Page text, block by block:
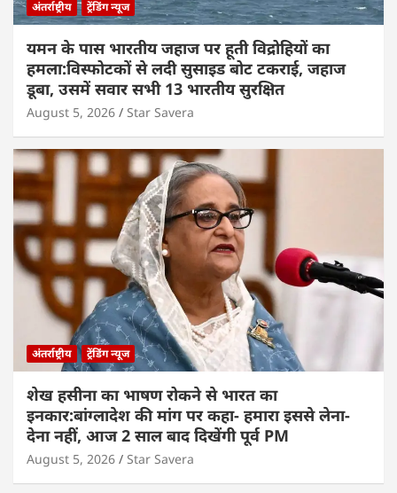
अंतर्राष्ट्रीय ट्रेंडिंग न्यूज
यमन के पास भारतीय जहाज पर हूती विद्रोहियों का
हमला:विस्फोटकों से लदी सुसाइड बोट टकराई, जहाज
डूबा, उसमें सवार सभी 13 भारतीय सुरक्षित
August 5, 2026 Star Savera
अंतर्राष्ट्रीय ट्रेंडिंग न्यूज
शेख हसीना का भाषण रोकने से भारत का
इनकार:बांग्लादेश की मांग पर कहा- हमारा इससे लेना-
देना नहीं, आज 2 साल बाद दिखेंगी पूर्व PM
August 5, 2026 Star Savera